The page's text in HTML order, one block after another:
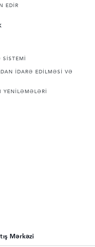
EDİR
İDARƏ EDİLMƏSİ VƏ
YENİLƏMƏLƏRİ
Mərkəzi